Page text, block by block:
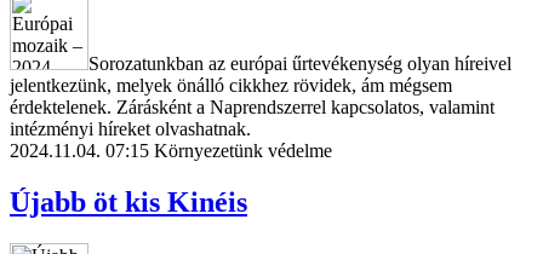
Sorozatunkban az európai űrtevékenység olyan híreivel
jelentkezünk, melyek önálló cikkhez rövidek, ám mégsem
érdektelenek. Zárásként a Naprendszerrel kapcsolatos, valamint
intézményi híreket olvashatnak.
2024.11.04. 07:15 Környezetünk védelme
Újabb öt kis Kinéis